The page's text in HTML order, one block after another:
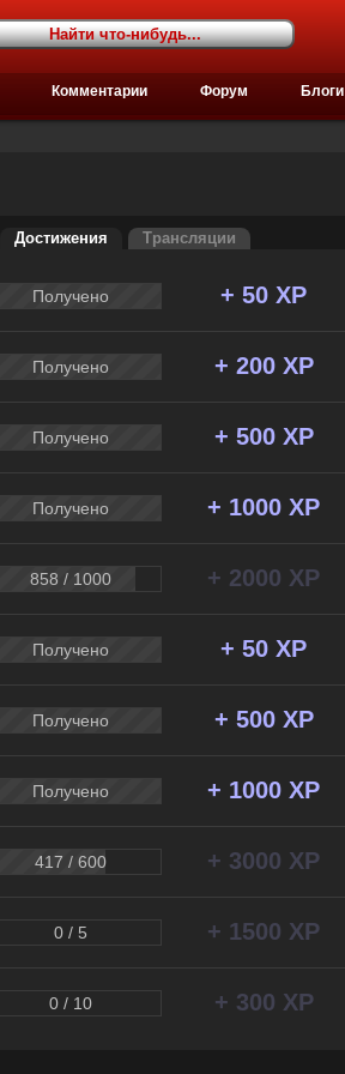
Комментарии Форум Блоги
Достижения Трансляции
Получено + 50 XP
Получено + 200 XP
Получено + 500 XP
Получено + 1000 XP
858 / 1000 + 2000 XP
Получено + 50 XP
Получено + 500 XP
Получено + 1000 XP
417 / 600 + 3000 XP
0 / 5 + 1500 XP
0 / 10 + 300 XP